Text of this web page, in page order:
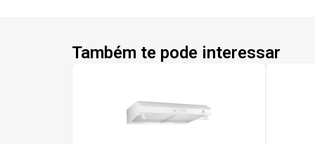
Também te pode interessar